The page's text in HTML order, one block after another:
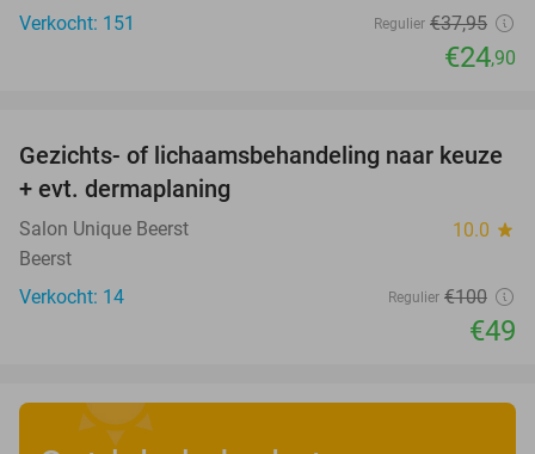
Verkocht: 151
Regulier €37,95
€24,90
51%
Gezichts- of lichaamsbehandeling naar keuze
+ evt. dermaplaning
Salon Unique Beerst 10.0 star
Beerst
Verkocht: 14
Regulier €100
€49